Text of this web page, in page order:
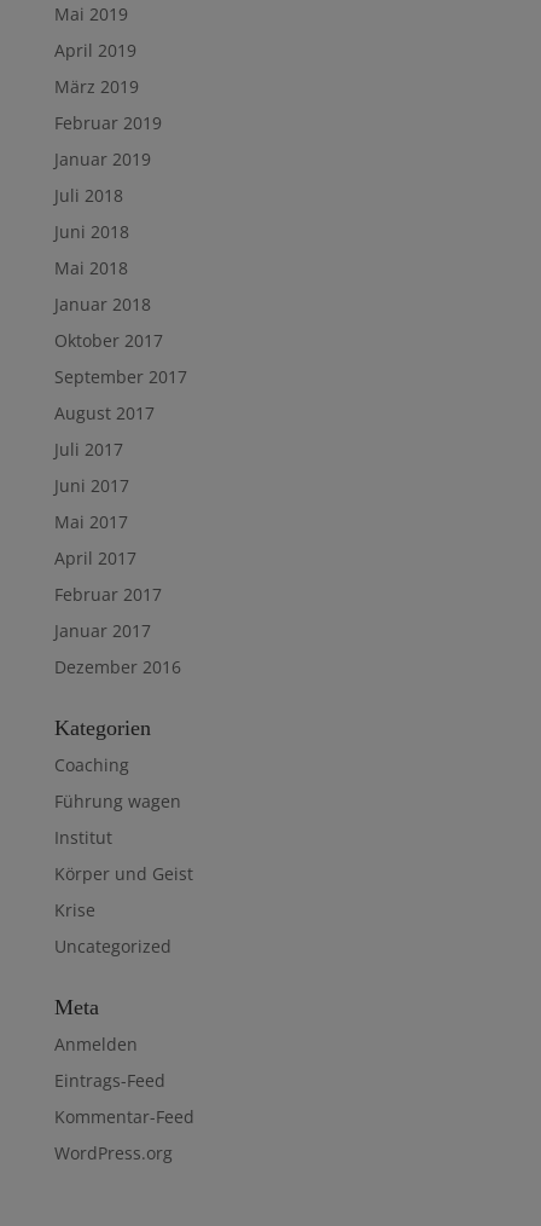
Mai 2019
April 2019
März 2019
Februar 2019
Januar 2019
Juli 2018
Juni 2018
Mai 2018
Januar 2018
Oktober 2017
September 2017
August 2017
Juli 2017
Juni 2017
Mai 2017
April 2017
Februar 2017
Januar 2017
Dezember 2016
Kategorien
Coaching
Führung wagen
Institut
Körper und Geist
Krise
Uncategorized
Meta
Anmelden
Eintrags-Feed
Kommentar-Feed
WordPress.org